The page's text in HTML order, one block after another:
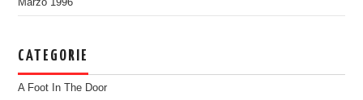
Marzo 1996
CATEGORIE
A Foot In The Door